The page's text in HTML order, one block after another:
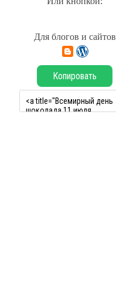
Для блогов и сайтов
Копировать